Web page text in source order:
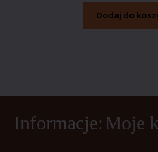
Dodaj do
Informacje:Moje